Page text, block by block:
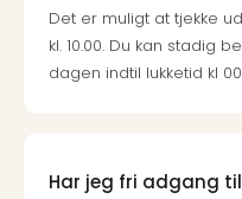
Det er muligt at tjekke
kl. 10.00. Du kan stadig
dagen indtil lukketid kl
Har jeg fri adgang